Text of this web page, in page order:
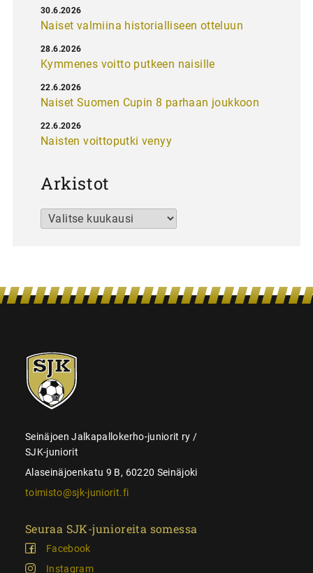
Naiset valmiina historialliseen otteluun
30.6.2026
Kymmenes voitto putkeen naisille
28.6.2026
Naiset Suomen Cupin 8 parhaan joukkoon
22.6.2026
Naisten voittoputki venyy
22.6.2026
Arkistot
Arkistot
SJK-
juniorit
Seinäjoen Jalkapallokerho-juniorit ry /
SJK-juniorit
Alaseinäjoenkatu 9 B, 60220 Seinäjoki
toimisto@sjk-juniorit.fi
Seuraa SJK-junioreita somessa
Facebook
Instagram